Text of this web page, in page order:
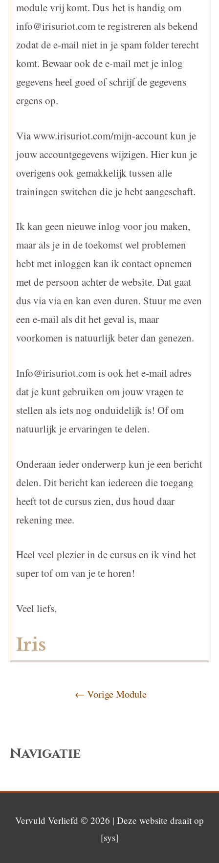
module vrij komt. Dus het is handig om
info@irisuriot.com te registreren als bekend
zodat de e-mail niet in je spam folder terecht
komt. Bewaar ook de e-mail met je inlog
gegevens heel goed of schrijf de gegevens
ergens op.
Via www.irisuriot.com/mijn-account kun je
jouw accountgegevens wijzigen. Hier kun je
overigens ook gemakkelijk tussen alle
trainingen switchen die je hebt aangeschaft.
Ik kan geen nieuwe inlog voor jou maken,
maar als je in de toekomst wel problemen
hebt met inloggen kan ik contact opnemen
met de persoon achter de website. Dat gaat
dus via via en kan even duren. Stuur me even
een e-mail als dit het geval is, maar
voorkomen is natuurlijk beter dan genezen.
Info@irisuriot.com is ook het e-mail adres
dat je kunt gebruiken om jouw vragen te
stellen als iets nog onduidelijk is! Of om
natuurlijk je ervaringen te delen.
Onderaan ieder onderwerp kun je een bericht
delen. Dit bericht kan iedereen die toegang
heeft tot de cursus zien, dus houd daar
rekening mee.
Heel veel plezier in de cursus en ik vind het
super tof om van je te horen!
Veel liefs,
Iris
← Vorige Module
Navigatie
Vervuld Verliefd © 2026 | Deze website draait op
[sys]